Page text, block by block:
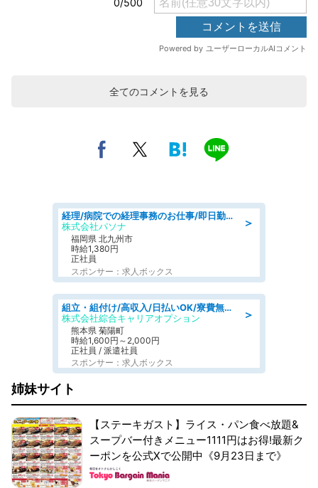
全てのコメントを見る
＞
経理/病院での経理事務のお仕事/即日勤務可/車通勤可/経理/一般事務
株式会社パソナ
福岡県 北九州市
時給1,380円
正社員
スポンサー：求人ボックス
＞
組立・組付け/高収入/日払いOK/寮費無料/交替制/20・30・40代活躍中
株式会社綜合キャリアオプション
熊本県 菊陽町
時給1,600円～2,000円
正社員 / 派遣社員
スポンサー：求人ボックス
姉妹サイト
【ステーキガスト】ライス・パン食べ放題&
スープバー付きメニュー1111円はお得!最新ク
ーポンを公式Xで公開中《9月23日まで》